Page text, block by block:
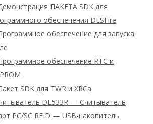
ПАКЕТА SDK для
обеспечения DESFire
обеспечение для запуска
обеспечение RTC и
SDK для TWR и XRCa
DL533R — Считыватель
PC/SC RFID — USB-накопитель